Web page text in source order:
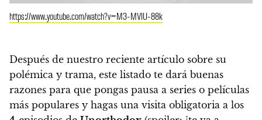
https://www.youtube.com/watch?v=M3-MVIU-88k
Después de nuestro reciente artículo sobre su
polémica y trama, este listado te dará buenas
razones para que pongas pausa a series o películas
más populares y hagas una visita obligatoria a los